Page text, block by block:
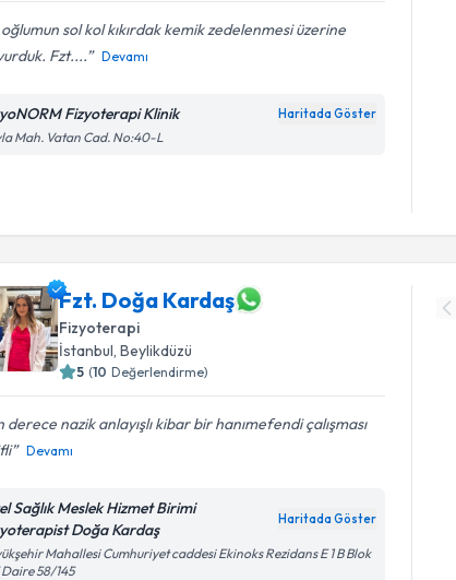
sol kol kıkırdak kemik zedelenmesi üzerine
Fzt....
Devamı
Fizyoterapi Klinik Haritada Göster
Mah. Vatan Cad. No:40-L
Fzt. Doğa Kardaş
Fizyoterapi
İstanbul, Beylikdüzü
5 (10 Değerlendirme)
derece nazik anlayışlı kibar bir hanımefendi çalışması
Devamı
Sağlık Meslek Hizmet Birimi
Doğa Kardaş
Haritada Göster
Mahallesi Cumhuriyet caddesi Ekinoks Rezidans E 1 B Blok
Daire 58/145